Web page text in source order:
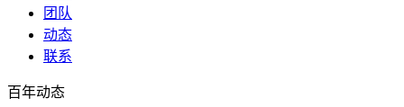
团队
动态
联系
百年动态